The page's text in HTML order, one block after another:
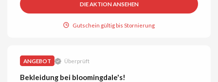
DIE AKTION ANSEHEN
Gutschein gültig bis Stornierung
ANGEBOT Überprüft
Bekleidung bei bloomingdale's!